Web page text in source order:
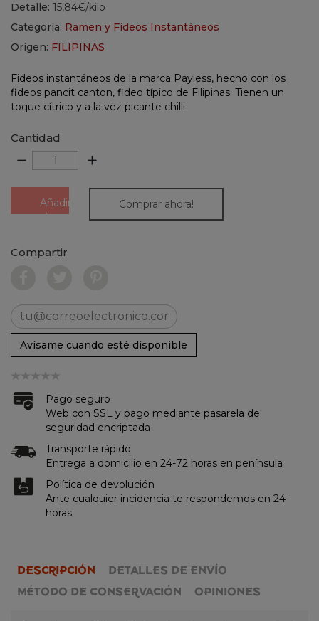
Detalle: 15,84€/kilo
Categoría: Ramen y Fideos Instantáneos
Origen: FILIPINAS
Fideos instantáneos de la marca Payless, hecho con los
fideos pancit canton, fideo típico de Filipinas. Tienen un
toque cítrico y a la vez picante chilli
Cantidad
remove add
Añadir
al
Comprar ahora!
Compartir
Avísame cuando esté disponible
Pago seguro
Web con SSL y pago mediante pasarela de
seguridad encriptada
Transporte rápido
Entrega a domicilio en 24-72 horas en península
Política de devolución
Ante cualquier incidencia te respondemos en 24
horas
DESCRIPCIÓN
DETALLES DE ENVÍO
MÉTODO DE CONSERVACIÓN
OPINIONES